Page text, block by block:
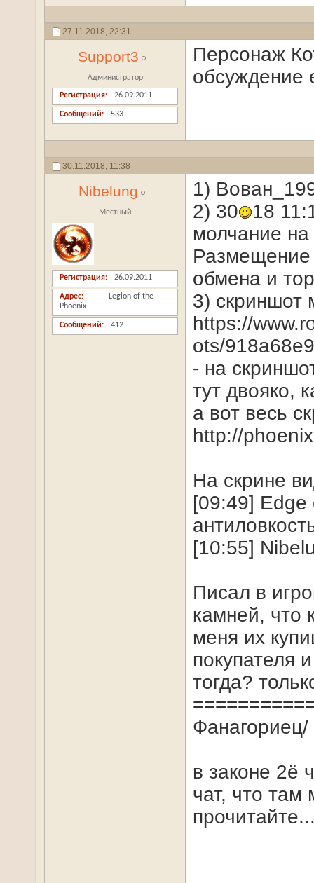
27.11.2018, 22:31
Support3
Администратор
Регистрация 26.09.2011
Сообщений 533
Персонаж
обсуждение
30.11.2018, 11:38
Nibelung
Местный
Регистрация 26.09.2011
Адрес
Legion of the
Phoenix
Сообщений 412
1)
2) 30
18
молчание
Размещение
обмена и
3) скриншот
https://
ots/
- на
тут двояко,
а вот весь
http://
На скрине
[09:49] Edge
[10:55]
Писал в
камней, что
меня их
покупателя
тогда?
в законе 2ё
чат, что там